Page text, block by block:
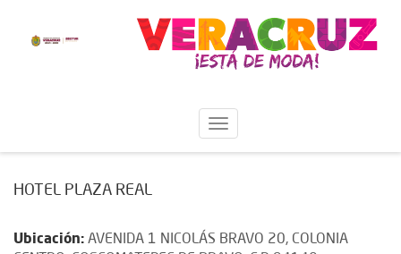
HOTEL PLAZA REAL
Ubicación: AVENIDA 1 NICOLÁS BRAVO 20, COLONIA